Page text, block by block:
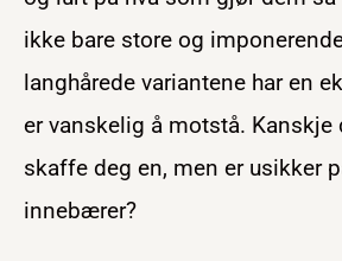
ikke bare store og
langhårede variantene har en
er vanskelig å motstå. Kanskje
skaffe deg en, men er usikker
innebærer?